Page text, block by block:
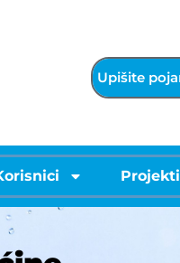
Projekti